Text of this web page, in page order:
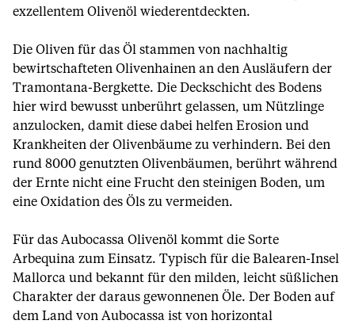
exzellentem Olivenöl wiederentdeckten.
Die Oliven für das Öl stammen von nachhaltig
bewirtschafteten Olivenhainen an den Ausläufern der
Tramontana-Bergkette. Die Deckschicht des Bodens
hier wird bewusst unberührt gelassen, um Nützlinge
anzulocken, damit diese dabei helfen Erosion und
Krankheiten der Olivenbäume zu verhindern. Bei den
rund 8000 genutzten Olivenbäumen, berührt während
der Ernte nicht eine Frucht den steinigen Boden, um
eine Oxidation des Öls zu vermeiden.
Für das Aubocassa Olivenöl kommt die Sorte
Arbequina zum Einsatz. Typisch für die Balearen-Insel
Mallorca und bekannt für den milden, leicht süßlichen
Charakter der daraus gewonnenen Öle. Der Boden auf
dem Land von Aubocassa ist von horizontal